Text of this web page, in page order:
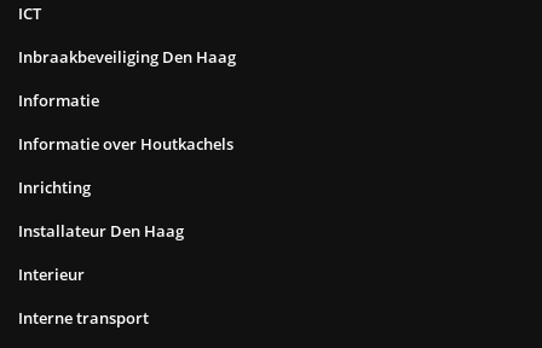
ICT
Inbraakbeveiliging Den Haag
Informatie
Informatie over Houtkachels
Inrichting
Installateur Den Haag
Interieur
Interne transport